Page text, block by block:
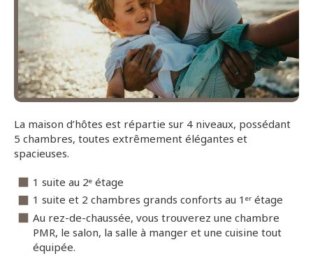
La maison d’hôtes est répartie sur 4 niveaux, possédant
5 chambres, toutes extrêmement élégantes et
spacieuses.
1 suite au 2ᵉ étage
1 suite et 2 chambres grands conforts au 1ᵉʳ étage
Au rez-de-chaussée, vous trouverez une chambre
PMR, le salon, la salle à manger et une cuisine tout
équipée.